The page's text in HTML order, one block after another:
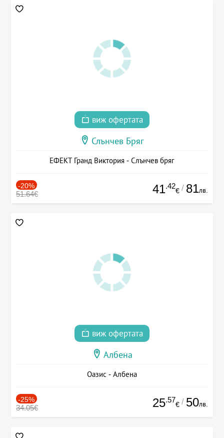
виж офертата
Слънчев Бряг
ЕФЕКТ Гранд Виктория - Слънчев бряг
-20%
51.64€ 41.42
€ / 81лв.
виж офертата
Албена
Оазис - Албена
-25%
34.05€ 25.57
€ / 50лв.